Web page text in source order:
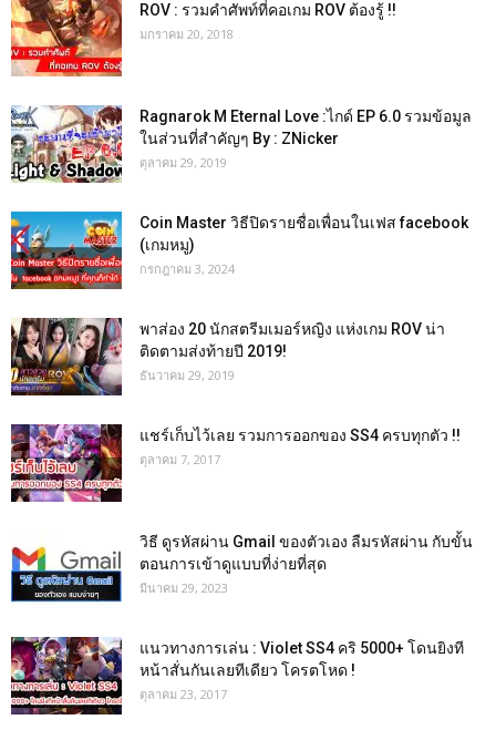
ROV : รวมคำศัพท์ที่คอเกม ROV ต้องรู้ !!
มกราคม 20, 2018
Ragnarok M Eternal Love :ไกด์ EP 6.0 รวมข้อมูล
ในส่วนที่สำคัญๆ By : ZNicker
ตุลาคม 29, 2019
Coin Master วิธีปิดรายชื่อเพื่อนในเฟส facebook
(เกมหมู)
กรกฎาคม 3, 2024
พาส่อง 20 นักสตรีมเมอร์หญิง แห่งเกม ROV น่า
ติดตามส่งท้ายปี 2019!
ธันวาคม 29, 2019
แชร์เก็บไว้เลย รวมการออกของ SS4 ครบทุกตัว !!
ตุลาคม 7, 2017
วิธี ดูรหัสผ่าน Gmail ของตัวเอง ลืมรหัสผ่าน กับขั้น
ตอนการเข้าดูแบบที่ง่ายที่สุด
มีนาคม 29, 2023
แนวทางการเล่น : Violet SS4 คริ 5000+ โดนยิงที
หน้าสั่นกันเลยทีเดียว โครตโหด !
ตุลาคม 23, 2017